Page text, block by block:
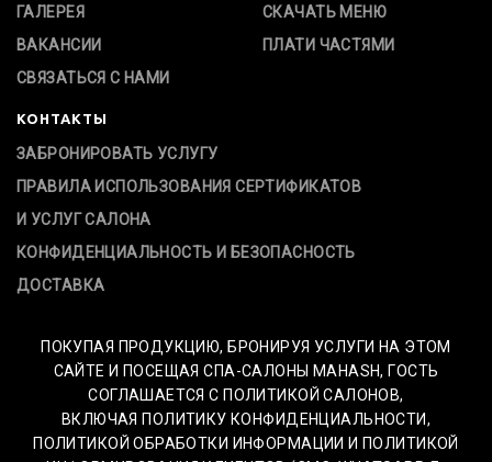
ГАЛЕРЕЯ
ВАКАНСИИ
СВЯЗАТЬСЯ С НАМИ
СКАЧАТЬ МЕНЮ
ПЛАТИ ЧАСТЯМИ
КОНТАКТЫ
ЗАБРОНИРОВАТЬ УСЛУГУ
ПРАВИЛА ИСПОЛЬЗОВАНИЯ СЕРТИФИКАТОВ
И УСЛУГ САЛОНА
КОНФИДЕНЦИАЛЬНОСТЬ И БЕЗОПАСНОСТЬ
ДОСТАВКА
ПОКУПАЯ ПРОДУКЦИЮ, БРОНИРУЯ УСЛУГИ НА ЭТОМ
САЙТЕ И ПОСЕЩАЯ СПА-САЛОНЫ MAHASH, ГОСТЬ
СОГЛАШАЕТСЯ С ПОЛИТИКОЙ САЛОНОВ,
ВКЛЮЧАЯ ПОЛИТИКУ КОНФИДЕНЦИАЛЬНОСТИ,
ПОЛИТИКОЙ ОБРАБОТКИ ИНФОРМАЦИИ И ПОЛИТИКОЙ